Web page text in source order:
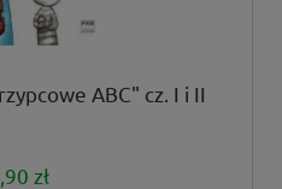
ABC" cz. I i II
zł